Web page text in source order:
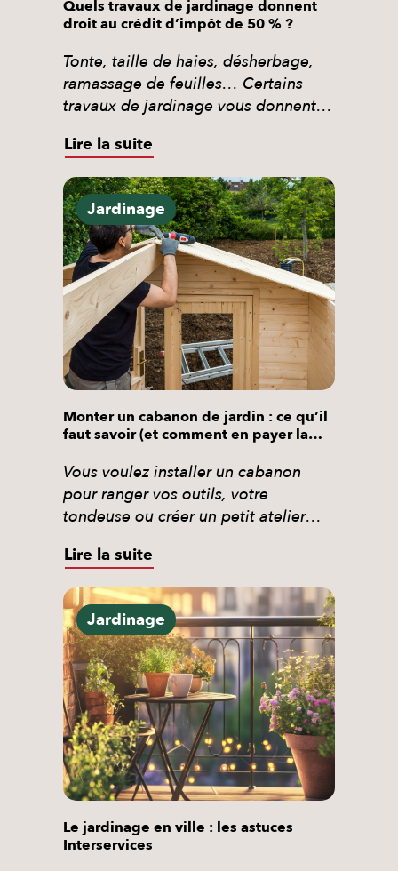
Quels travaux de jardinage donnent
droit au crédit d’impôt de 50 % ?
Tonte, taille de haies, désherbage,
ramassage de feuilles… Certains
travaux de jardinage vous donnent
dans le cadre des services à la
personne. Voici exactement ce qui
est éligible, ce qui ne l’est pas, et
comment en bénéficier sans avancer
la totalité de la facture. Le jardinage,
c’est […]
Lire la suite
Jardinage
Monter un cabanon de jardin : ce qu’il
faut savoir (et comment en payer la
Vous voulez installer un cabanon
pour ranger vos outils, votre
tondeuse ou créer un petit atelier
honnêtement comment ça se passe :
étapes, matériaux, réglementation et
vous révèle une option que
beaucoup de particuliers ignorent :
faire appel à un professionnel et
récupérer 50 % du coût grâce au […]
Lire la suite
Jardinage
Le jardinage en ville : les astuces
Interservices